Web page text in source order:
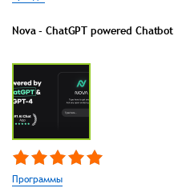
Nova - ChatGPT powered Chatbot
Программы